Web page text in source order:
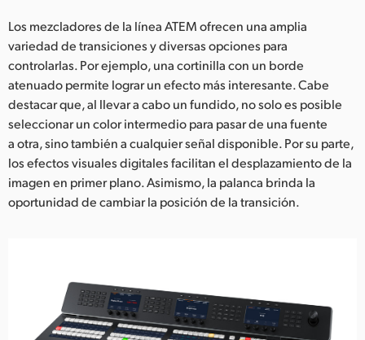
Los mezcladores de la línea ATEM ofrecen una amplia
variedad de transiciones y diversas opciones para
controlarlas. Por ejemplo, una cortinilla con un borde
atenuado permite lograr un efecto más interesante. Cabe
destacar que, al llevar a cabo un fundido, no solo es posible
seleccionar un color intermedio para pasar de una fuente
a otra, sino también a cualquier señal disponible. Por su parte,
los efectos visuales digitales facilitan el desplazamiento de la
imagen en primer plano. Asimismo, la palanca brinda la
oportunidad de cambiar la posición de la transición.